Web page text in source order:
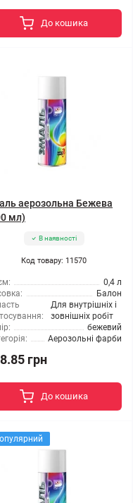
До кошика
аерозольна Бежева
мл)
В наявності
Код товару: 11570
0,4 л
Балон
Для внутрішніх і
зовнішніх робіт
бежевий
Аерозольні фарби
грн
До кошика